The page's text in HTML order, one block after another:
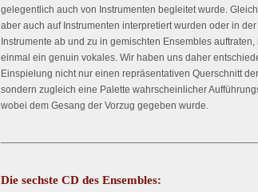
gelegentlich auch von Instrumenten begleitet wurde.
aber auch auf Instrumenten interpretiert wurden oder in
Instrumente ab und zu in gemischten Ensembles
einmal ein genuin vokales. Wir haben uns daher
Einspielung nicht nur einen repräsentativen Querschnitt
sondern zugleich eine Palette wahrscheinlicher
wobei dem Gesang der Vorzug gegeben wurde.
Die sechste CD des Ensembles: